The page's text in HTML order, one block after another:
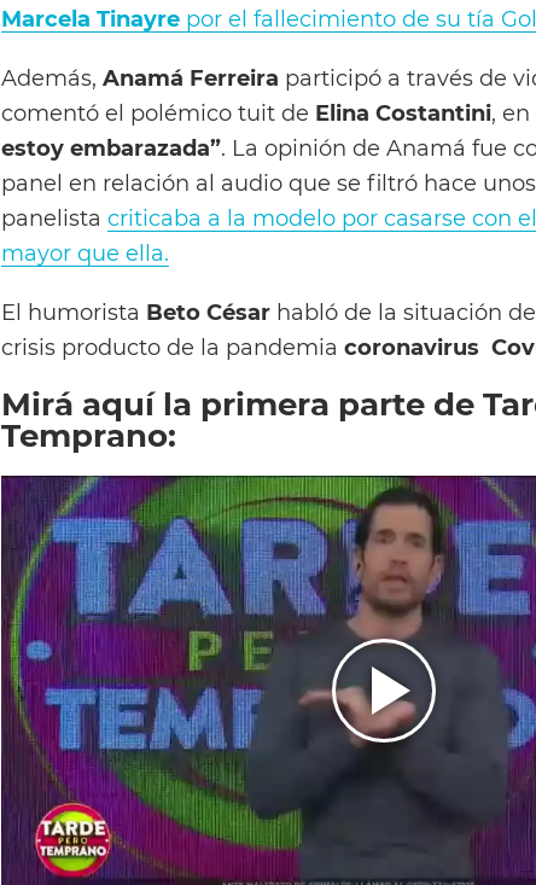
Marcela Tinayre por el fallecimiento de su tía
Además, Anamá Ferreira participó a través de
comentó el polémico tuit de Elina Costantini,
estoy embarazada”. La opinión de Anamá fue
panel en relación al audio que se filtró hace
panelista criticaba a la modelo por casarse con
mayor que ella.
El humorista Beto César habló de la situación
crisis producto de la pandemia coronavirus
Mirá aquí la primera parte de
Temprano: